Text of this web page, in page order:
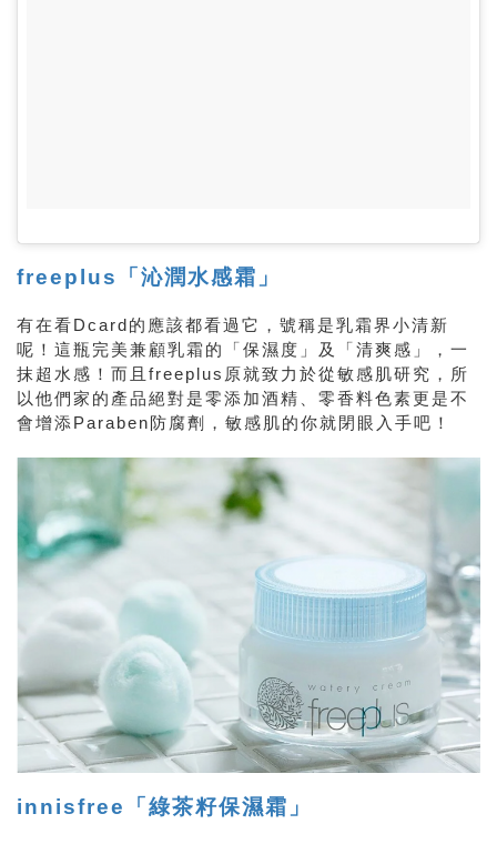
freeplus「沁潤水感霜」
有在看Dcard的應該都看過它，號稱是乳霜界小清新
呢！這瓶完美兼顧乳霜的「保濕度」及「清爽感」，一
抹超水感！而且freeplus原就致力於從敏感肌研究，所
以他們家的產品絕對是零添加酒精、零香料色素更是不
會增添Paraben防腐劑，敏感肌的你就閉眼入手吧！
innisfree「綠茶籽保濕霜」